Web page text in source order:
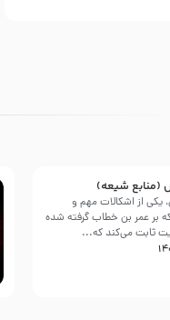
(منابع شیعه)
از اشکالات مهم و
بر عمر بن خطاب گرفته شده
ثابت می‌کند که...